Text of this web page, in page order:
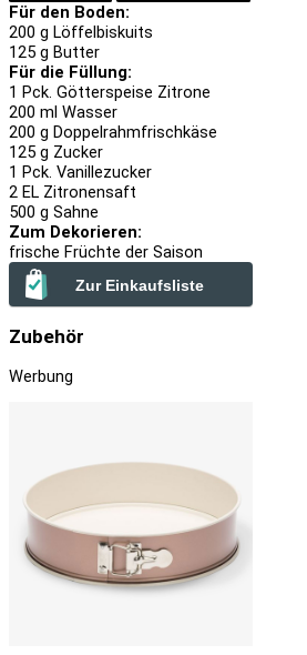
Für den Boden:
200 g Löffelbiskuits
125 g Butter
Für die Füllung:
1 Pck. Götterspeise Zitrone
200 ml Wasser
200 g Doppelrahmfrischkäse
125 g Zucker
1 Pck. Vanillezucker
2 EL Zitronensaft
500 g Sahne
Zum Dekorieren:
frische Früchte der Saison
Zur Einkaufsliste
Zubehör
Werbung